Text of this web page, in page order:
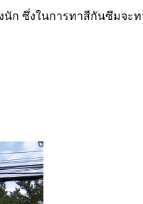
นัก ซึ่งในการทาสีกันซึมจะ